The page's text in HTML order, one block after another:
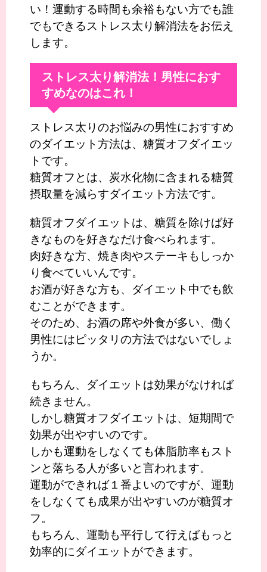
い！運動する時間も余裕もない方でも誰
でもできるストレス太り解消法をお伝え
します。
ストレス太り解消法！男性におす
すめなのはこれ！
ストレス太りのお悩みの男性におすすめ
のダイエット方法は、糖質オフダイエッ
トです。
糖質オフとは、炭水化物に含まれる糖質
摂取量を減らすダイエット方法です。
糖質オフダイエットは、糖質を除けば好
きなものを好きなだけ食べられます。
肉好きな方、焼き肉やステーキもしっか
り食べていいんです。
お酒が好きな方も、ダイエット中でも飲
むことができます。
そのため、お酒の席や外食が多い、働く
男性にはピッタリの方法ではないでしょ
うか。
もちろん、ダイエットは効果がなければ
続きません。
しかし糖質オフダイエットは、短期間で
効果が出やすいのです。
しかも運動をしなくても体脂肪率もスト
ンと落ちる人が多いと言われます。
運動ができれば１番よいのですが、運動
をしなくても成果が出やすいのが糖質オ
フ。
もちろん、運動も平行して行えばもっと
効率的にダイエットができます。